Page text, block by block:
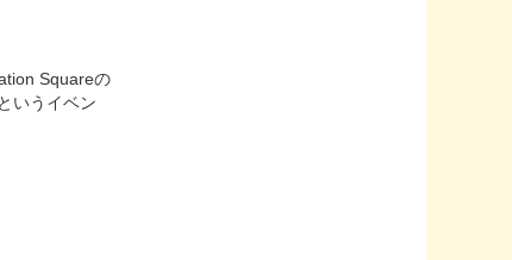
Squareの
いうイベン